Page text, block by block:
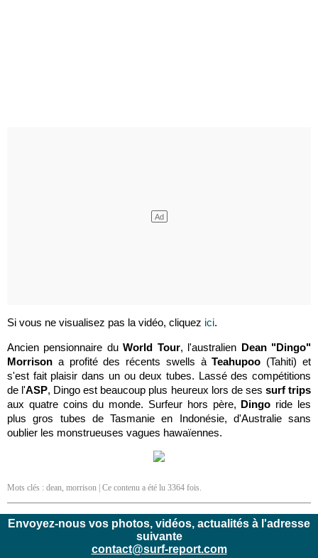
Si vous ne visualisez pas la vidéo, cliquez ici.
Ancien pensionnaire duWorld Tour, l'australien Dean "Dingo"
Morrison a profité des récents swells àTeahupoo (Tahiti) et
s'est fait plaisir dans un ou deux tubes. Lassé des compétitions
de l'ASP, Dingo est beaucoup plus heureux lors de ses surf trips
aux quatre coins du monde. Surfeur hors père, Dingo ride les
plus gros tubes de Tasmanie en Indonésie, d'Australie sans
oublier les monstrueuses vagues hawaïennes.
Mots clés : dean, morrison | Ce contenu a été lu 3364 fois.
Envoyez-nous vos photos, vidéos, actualités à l'adresse
suivante
contact@surf-report.com